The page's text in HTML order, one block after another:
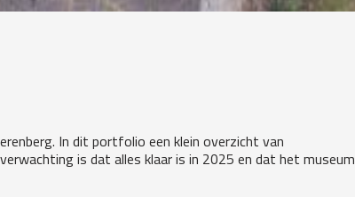
In dit portfolio een klein overzicht van
is dat alles klaar is in 2025 en dat het museum